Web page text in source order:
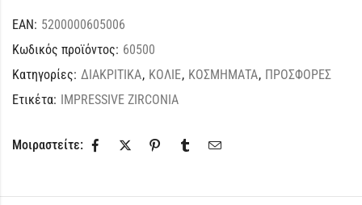
EAN: 5200000605006
Κωδικός προϊόντος: 60500
Κατηγορίες: ΔΙΑΚΡΙΤΙΚΑ, ΚΟΛΙΕ, ΚΟΣΜΗΜΑΤΑ, ΠΡΟΣΦΟΡΕΣ
Ετικέτα: IMPRESSIVE ZIRCONIA
Μοιραστείτε: